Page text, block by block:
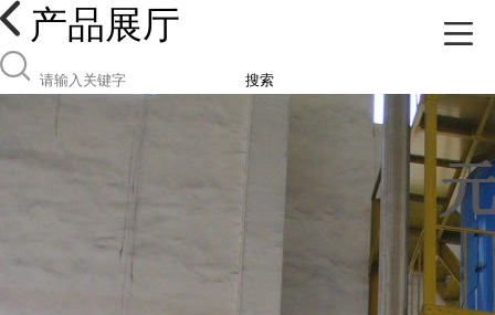
产品展厅
搜索